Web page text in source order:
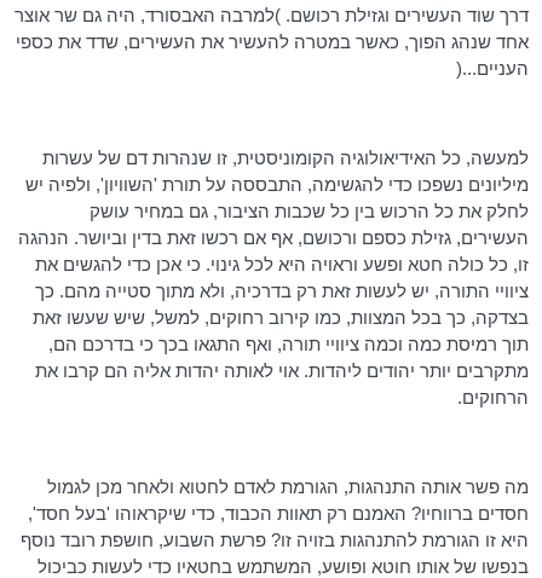
דרך שוד העשירים וגזילת רכושם. )למרבה האבסורד, היה גם שר אוצר
אחד שנהג הפוך, כאשר במטרה להעשיר את העשירים, שדד את כספי
העניים...(
למעשה, כל האידיאולוגיה הקומוניסטית, זו שנהרות דם של עשרות
מיליונים נשפכו כדי להגשימה, התבססה על תורת 'השוויון', ולפיה יש
לחלק את כל הרכוש בין כל שכבות הציבור, גם במחיר עושק
העשירים, גזילת כספם ורכושם, אף אם רכשו זאת בדין וביושר. הנהגה
זו, כל כולה חטא ופשע וראויה היא לכל גינוי. כי אכן כדי להגשים את
ציוויי התורה, יש לעשות זאת רק בדרכיה, ולא מתוך סטייה מהם. כך
בצדקה, כך בכל המצוות, כמו קירוב רחוקים, למשל, שיש שעשו זאת
תוך רמיסת כמה וכמה ציוויי תורה, ואף התגאו בכך כי בדרכם הם,
מתקרבים יותר יהודים ליהדות. אוי לאותה יהדות אליה הם קרבו את
הרחוקים.
מה פשר אותה התנהגות, הגורמת לאדם לחטוא ולאחר מכן לגמול
חסדים ברווחיו? האמנם רק תאוות הכבוד, כדי שיקראוהו 'בעל חסד',
היא זו הגורמת להתנהגות בזויה זו? פרשת השבוע, חושפת רובד נוסף
בנפשו של אותו חוטא ופושע, המשתמש בחטאיו כדי לעשות כביכול